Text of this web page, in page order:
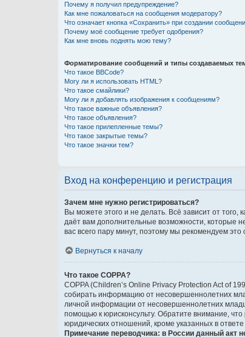
Почему я получил предупреждение?
Как мне пожаловаться на сообщения модератору?
Что означает кнопка «Сохранить» при создании
Почему моё сообщение требует одобрения?
Как мне вновь поднять мою тему?
Форматирование сообщений и типы создаваемых
Что такое BBCode?
Могу ли я использовать HTML?
Что такое смайлики?
Могу ли я добавлять изображения к сообщениям?
Что такое важные объявления?
Что такое объявления?
Что такое прилепленные темы?
Что такое закрытые темы?
Что такое значки тем?
Вход на конференцию и регистрация
Зачем мне нужно регистрироваться?
Вы можете этого и не делать. Всё зависит от
даёт вам дополнительные возможности, которые
вас всего пару минут, поэтому мы рекомендуем это
Вернуться к началу
Что такое COPPA?
COPPA (Children’s Online Privacy Protection Act of
собирать информацию от несовершеннолетних
личной информации от несовершеннолетних
помощью к юрисконсульту. Обратите внимание,
юридических отношений, кроме указанных в
Примечание переводчика: в России данный акт